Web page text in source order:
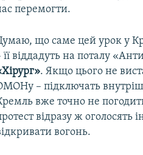
перемогти.
що саме цей урок у
її віддадуть на поталу
. Якщо цього не
– підключать
вже точно не
відразу ж
вогонь.